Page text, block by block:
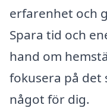
erfarenhet och
Spara tid och
hand om
fokusera på det
något för dig.